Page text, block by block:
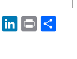
T Li Pr